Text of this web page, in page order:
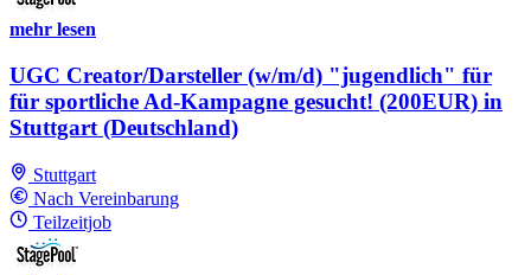
mehr lesen
UGC Creator/Darsteller (w/m/d) "jugendlich" für
für sportliche Ad-Kampagne gesucht! (200EUR) in
Stuttgart (Deutschland)
Stuttgart
Nach Vereinbarung
Teilzeitjob